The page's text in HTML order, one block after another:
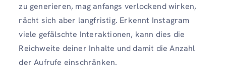
zu generieren, mag anfangs verlockend wirken,
rächt sich aber langfristig. Erkennt Instagram
viele gefälschte Interaktionen, kann dies die
Reichweite deiner Inhalte und damit die Anzahl
der Aufrufe einschränken.